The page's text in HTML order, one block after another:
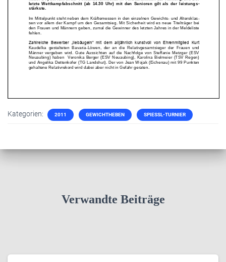
Kategorien: 2011 GEWICHTHEBEN SPIESSL-TURNIER
Verwandte Beiträge